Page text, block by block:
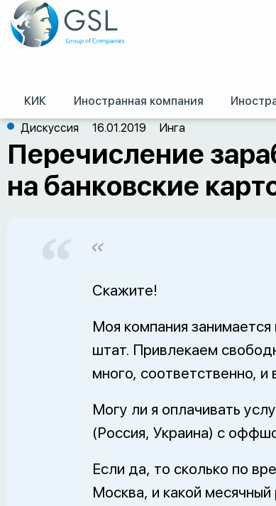
КИК Иностранная компания
GSL/Оффшор – форум /Схемы работы/Перечисление
Дискуссия 16.01.2019 Инга
Перечисление
на банковские
Скажите!
Моя компания
штат. Привлекаем
много, соответственно, и
Могу ли я оплачивать
(Россия, Украина) с
Если да, то сколько по
Москва, и какой